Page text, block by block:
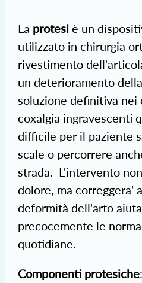
La protesi è un
utilizzato in chirurgia
rivestimento
un deterioramento
soluzione definitiva nei
coxalgia ingravescenti
difficile per il paziente
scale o percorrere
strada. L'intervento
dolore, ma correggera'
deformità dell'arto
precocemente le
quotidiane.
Componenti protesiche